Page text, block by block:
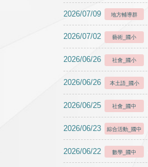
2026/07/09 地方輔導群
2026/07/02 藝術_國小
2026/06/26 社會_國小
2026/06/26 本土語_國小
2026/06/25 社會_國中
2026/06/23 綜合活動_國中
2026/06/22 數學_國中